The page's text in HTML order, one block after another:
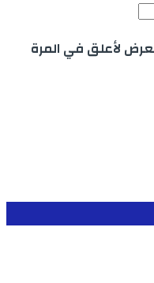
لأعلق في المرة